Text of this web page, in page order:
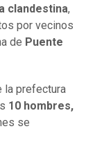
clandestina,
por vecinos
de Puente
la prefectura
10 hombres,
se